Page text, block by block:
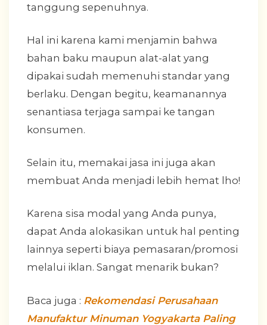
tanggung sepenuhnya.
Hal ini karena kami menjamin bahwa
bahan baku maupun alat-alat yang
dipakai sudah memenuhi standar yang
berlaku. Dengan begitu, keamanannya
senantiasa terjaga sampai ke tangan
konsumen.
Selain itu, memakai jasa ini juga akan
membuat Anda menjadi lebih hemat lho!
Karena sisa modal yang Anda punya,
dapat Anda alokasikan untuk hal penting
lainnya seperti biaya pemasaran/promosi
melalui iklan. Sangat menarik bukan?
Baca juga : Rekomendasi Perusahaan
Manufaktur Minuman Yogyakarta Paling